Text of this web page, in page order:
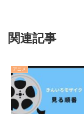
関連記事
アニメ